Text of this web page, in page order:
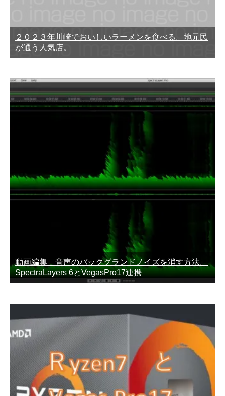
２０２３年川崎でおいしいラーメンを食べる。地元民
が通う人気店。
動画編集 音声のバックグランドノイズを消す方法。
SpectraLayers 6とVegasPro17連携